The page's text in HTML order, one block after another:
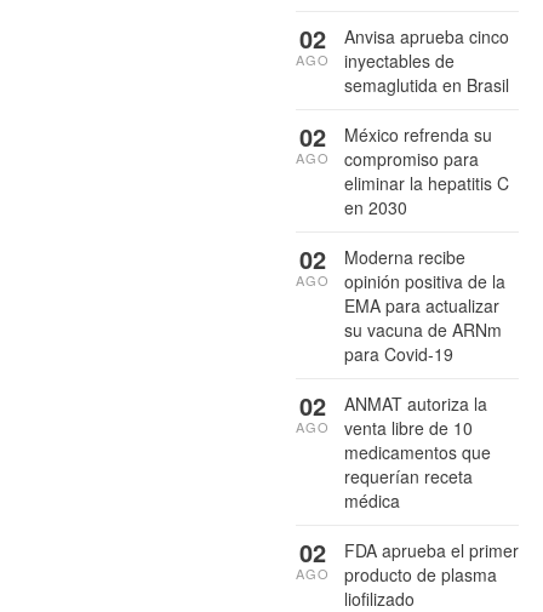
Anvisa aprueba cinco
inyectables de
semaglutida en Brasil
02
AGO
México refrenda su
compromiso para
eliminar la hepatitis C
en 2030
02
AGO
Moderna recibe
opinión positiva de la
EMA para actualizar
su vacuna de ARNm
para Covid-19
02
AGO
ANMAT autoriza la
venta libre de 10
medicamentos que
requerían receta
médica
02
AGO
FDA aprueba el primer
producto de plasma
liofilizado
02
AGO